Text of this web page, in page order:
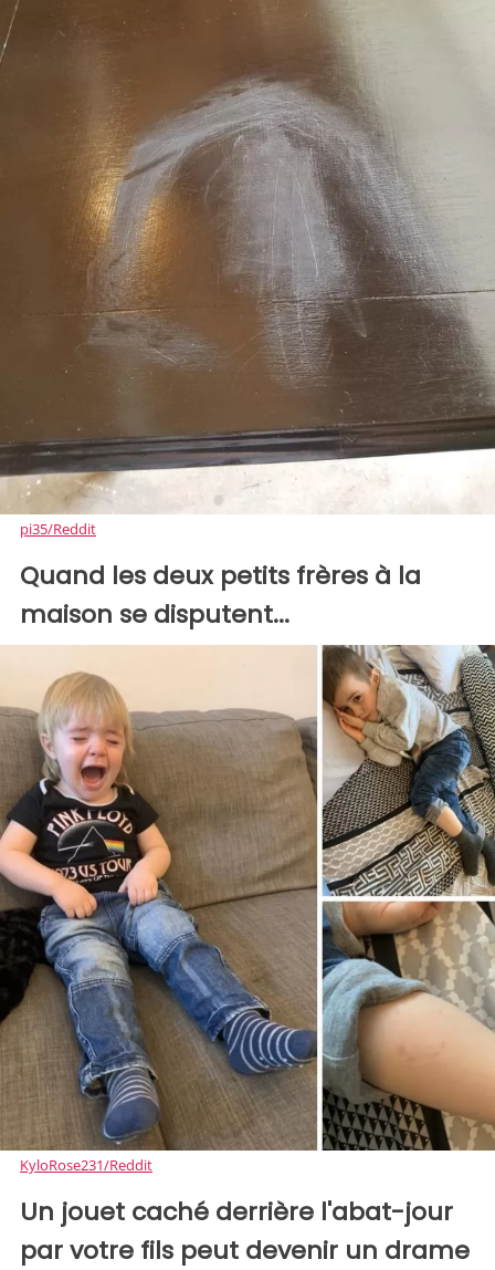
pi35/Reddit
Quand les deux petits frères à la
maison se disputent...
KyloRose231/Reddit
Un jouet caché derrière l'abat-jour
par votre fils peut devenir un drame